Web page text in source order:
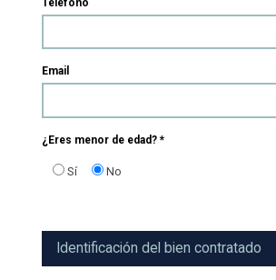
Email
¿Eres menor de edad? *
Sí No
Identificación del bien contratado